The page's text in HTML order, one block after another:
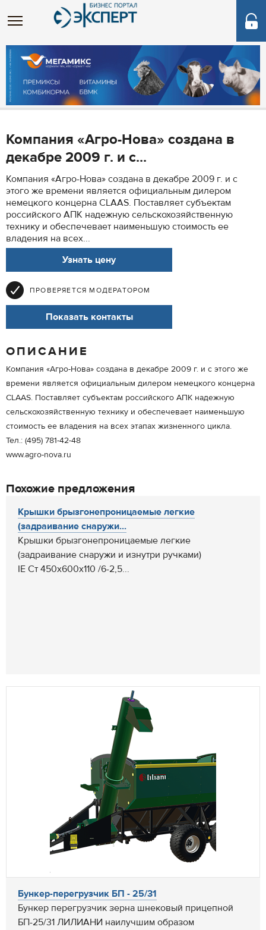
Компания «Агро-Нова» создана в
декабре 2009 г. и с...
Компания «Агро-Нова» создана в декабре 2009 г. и с
этого же времени является официальным дилером
немецкого концерна CLAAS. Поставляет субъектам
российского АПК надежную сельскохозяйственную
технику и обеспечевает наименьшую стоимость ее
владения на всех...
Узнать цену
ПРОВЕРЯЕТСЯ МОДЕРАТОРОМ
Показать контакты
ОПИСАНИЕ
Компания «Агро-Нова» создана в декабре 2009 г. и с этого же
времени является официальным дилером немецкого концерна
CLAAS. Поставляет субъектам российского АПК надежную
сельскохозяйственную технику и обеспечевает наименьшую
стоимость ее владения на всех этапах жизненного цикла.
Тел.: (495) 781-42-48
www.agro-nova.ru
Похожие предложения
Крышки брызгонепроницаемые легкие
(задраивание снаружи...
Крышки брызгонепроницаемые легкие
(задраивание снаружи и изнутри ручками)
IE Ст 450x600x110 /6-2,5...
Бункер-перегрузчик БП - 25/31
Бункер перегрузчик зерна шнековый прицепной
БП-25/31 ЛИЛИАНИ наилучшим образом